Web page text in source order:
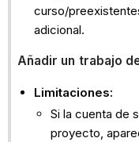
curso/
adicional.
Añadir un trabajo
Limitaciones:
Si la cuenta de
proyecto,